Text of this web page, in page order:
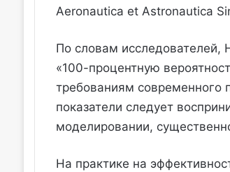
Aeronautica et Astronautica
По словам исследователей,
«100-процентную
требованиям современного
показатели следует
моделировании,
На практике на